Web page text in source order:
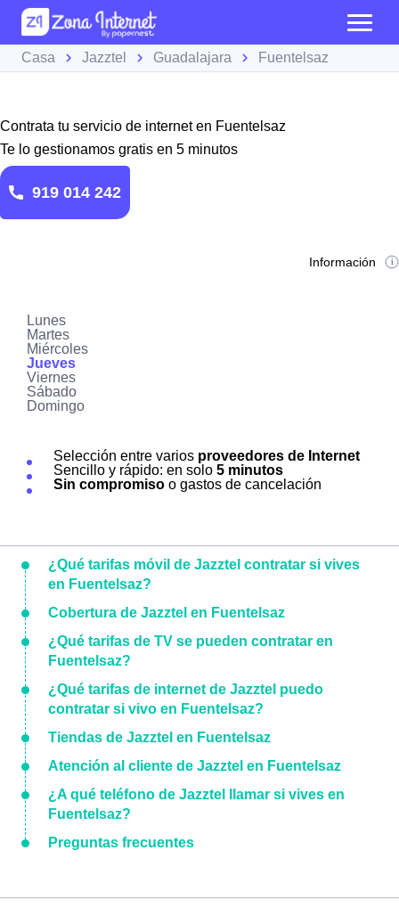
Casa Jazztel Guadalajara Fuentelsaz
Contrata tu servicio de internet en Fuentelsaz
Te lo gestionamos gratis en 5 minutos
919 014 242
Información
Lunes
Martes
Miércoles
Jueves
Viernes
Sábado
Domingo
Selección entre varios proveedores de Internet
Sencillo y rápido: en solo 5 minutos
Sin compromiso o gastos de cancelación
¿Qué tarifas móvil de Jazztel contratar si vives
en Fuentelsaz?
Cobertura de Jazztel en Fuentelsaz
¿Qué tarifas de TV se pueden contratar en
Fuentelsaz?
¿Qué tarifas de internet de Jazztel puedo
contratar si vivo en Fuentelsaz?
Tiendas de Jazztel en Fuentelsaz
Atención al cliente de Jazztel en Fuentelsaz
¿A qué teléfono de Jazztel llamar si vives en
Fuentelsaz?
Preguntas frecuentes